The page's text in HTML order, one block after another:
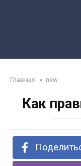
Главная » new
Как